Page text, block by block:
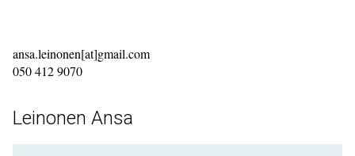
ansa.leinonen[at]gmail.com
050 412 9070
Leinonen Ansa